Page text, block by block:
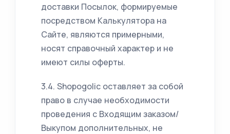
доставки Посылок, формируемые
посредством Калькулятора на
Сайте, являются примерными,
носят справочный характер и не
имеют силы оферты.
3.4. Shopogolic оставляет за собой
право в случае необходимости
проведения с Входящим заказом/
Выкупом дополнительных, не